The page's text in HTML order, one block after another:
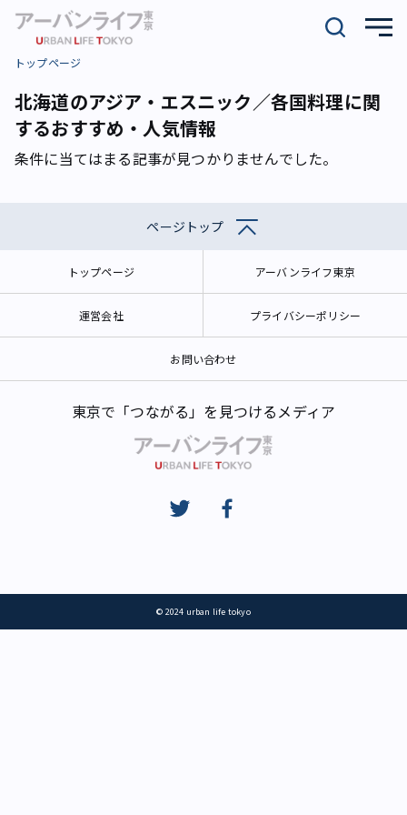
トップページ
北海道のアジア・エスニック／各国料理に関
するおすすめ・人気情報
条件に当てはまる記事が見つかりませんでした。
ページトップ
トップページ アーバンライフ東京
運営会社 プライバシーポリシー
お問い合わせ
東京で「つながる」を見つけるメディア
© 2024 urban life tokyo